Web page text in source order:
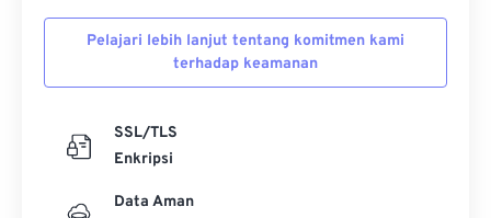
Pelajari lebih lanjut tentang komitmen kami
terhadap keamanan
SSL/TLS
Enkripsi
Data Aman